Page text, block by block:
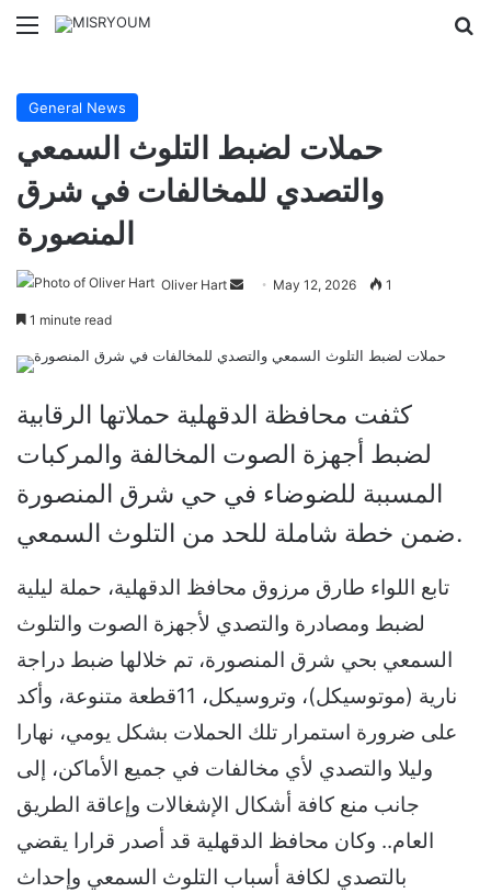
Menu
General News
حملات لضبط التلوث السمعي
والتصدي للمخالفات في شرق
المنصورة
Oliver Hart
Send May 12, 2026 1
1 minute read
كثفت محافظة الدقهلية حملاتها الرقابية
لضبط أجهزة الصوت المخالفة والمركبات
المسببة للضوضاء في حي شرق المنصورة
ضمن خطة شاملة للحد من التلوث السمعي.
تابع اللواء طارق مرزوق محافظ الدقهلية، حملة ليلية
لضبط ومصادرة والتصدي لأجهزة الصوت والتلوث
السمعي بحي شرق المنصورة، تم خلالها ضبط دراجة
نارية (موتوسيكل)، وتروسيكل، 11قطعة متنوعة، وأكد
على ضرورة استمرار تلك الحملات بشكل يومي، نهارا
وليلا والتصدي لأي مخالفات في جميع الأماكن، إلى
جانب منع كافة أشكال الإشغالات وإعاقة الطريق
العام.. وكان محافظ الدقهلية قد أصدر قرارا يقضي
بالتصدي لكافة أسباب التلوث السمعي وإحداث